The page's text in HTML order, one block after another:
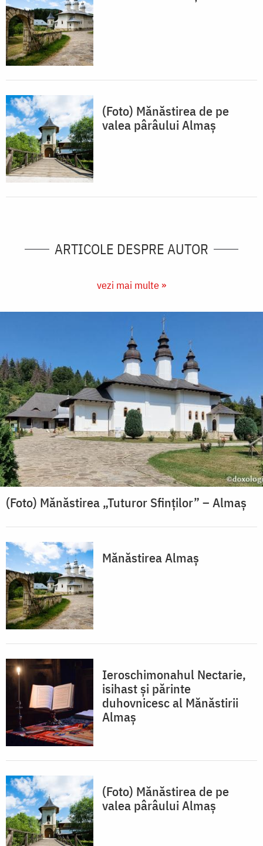
(Foto) Mănăstirea de pe
valea pârâului Almaș
ARTICOLE DESPRE AUTOR
vezi mai multe »
(Foto) Mănăstirea „Tuturor Sfinților” – Almaș
Mănăstirea Almaș
Ieroschimonahul Nectarie,
isihast și părinte
duhovnicesc al Mănăstirii
Almaș
(Foto) Mănăstirea de pe
valea pârâului Almaș